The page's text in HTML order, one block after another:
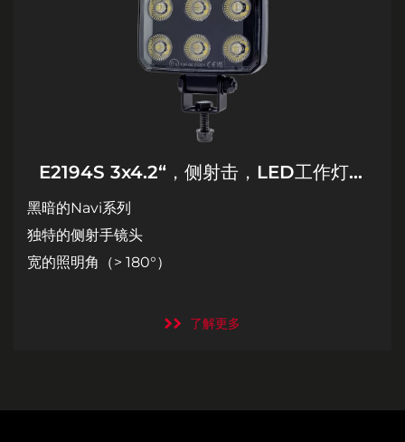
E2194S 3x4.2“，侧射击，LED工作灯，
黑暗的Navi系列
独特的侧射手镜头
宽的照明角（> 180°）
了解更多